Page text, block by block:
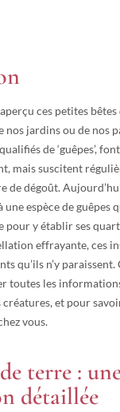
ces petites
jardins ou de nos
de ‘guêpes’,
mais suscitent
de dégoût.
espèce de guêpes
pour y établir ses
effrayante, ces
qu’ils n’y
toutes les
créatures, et pour
vous.
terre :
détaillée